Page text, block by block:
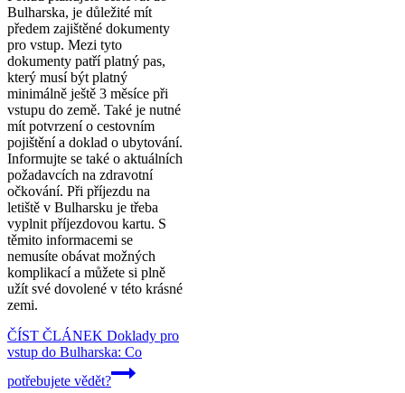
Bulharska, je důležité mít
předem zajištěné dokumenty
pro vstup. Mezi tyto
dokumenty patří platný pas,
který musí být platný
minimálně ještě 3 měsíce při
vstupu do země. Také je nutné
mít potvrzení o cestovním
pojištění a doklad o ubytování.
Informujte se také o aktuálních
požadavcích na zdravotní
očkování. Při příjezdu na
letiště v Bulharsku je třeba
vyplnit příjezdovou kartu. S
těmito informacemi se
nemusíte obávat možných
komplikací a můžete si plně
užít své dovolené v této krásné
zemi.
ČÍST ČLÁNEK Doklady pro
vstup do Bulharska: Co
potřebujete vědět?